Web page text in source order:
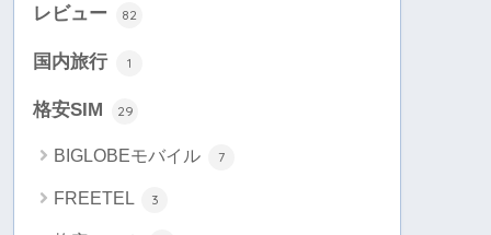
レビュー 82
国内旅行 1
格安SIM 29
BIGLOBEモバイル 7
FREETEL 3